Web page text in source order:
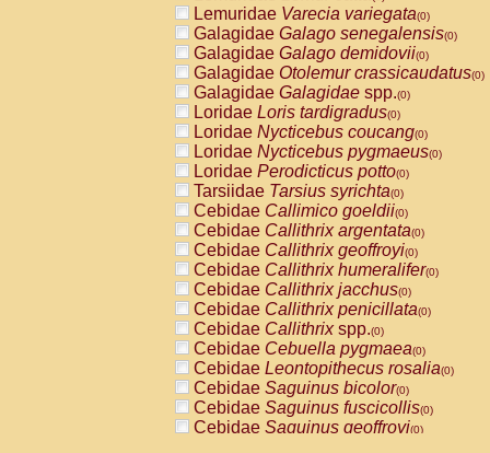
Lemuridae Varecia variegata(0)
Galagidae Galago senegalensis(0)
Galagidae Galago demidovii(0)
Galagidae Otolemur crassicaudatus(0)
Galagidae Galagidae spp.(0)
Loridae Loris tardigradus(0)
Loridae Nycticebus coucang(0)
Loridae Nycticebus pygmaeus(0)
Loridae Perodicticus potto(0)
Tarsiidae Tarsius syrichta(0)
Cebidae Callimico goeldii(0)
Cebidae Callithrix argentata(0)
Cebidae Callithrix geoffroyi(0)
Cebidae Callithrix humeralifer(0)
Cebidae Callithrix jacchus(0)
Cebidae Callithrix penicillata(0)
Cebidae Callithrixspp.(0)
Cebidae Cebuella pygmaea(0)
Cebidae Leontopithecus rosalia(0)
Cebidae Saguinus bicolor(0)
Cebidae Saguinus fuscicollis(0)
Cebidae Saguinus geoffroyi(0)